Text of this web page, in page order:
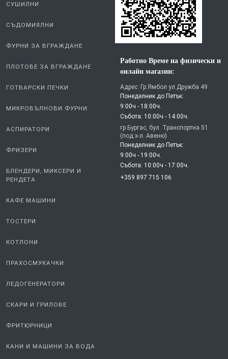
СУШИЛНИ
СЪДОМИЯЛНИ
ФУРНИ ЗА ВГРАЖДАНЕ
ПЛОТОВЕ ЗА ВГРАЖДАНЕ
ГОТВАРСКИ ПЕЧКИ
МИКРОВЪЛНОВИ ФУРНИ
АСПИРАТОРИ
ФРИЗЕРИ
БЛЕНДЕРИ, МИКСЕРИ И
РЕНДЕТА
КАФЕ МАШИНИ
ТОСТЕРИ
КОТЛОНИ
ПРАХОСМУКАЧКИ
ЛЕДОГЕНЕРАТОРИ
СКАРИ И ГРИЛОВЕ
ФРИТЮРНИЦИ
КАНИ И МАШИНИ ЗА ВОДА
Работно Време на физически и
онлайн магазин:
Адрес: Гр.Ямбол ул.Дружба 49
Понеделник до Петък:
9:00ч - 18:00ч.
Събота: 10:00ч - 14:00ч.
гр.Бургас, бул. Транспортна 51
(под х-л. Авеню)
Понеделник до Петък:
9:00ч - 19:00ч.
Събота: 10:00ч - 17:00ч.
+359 897 715 106